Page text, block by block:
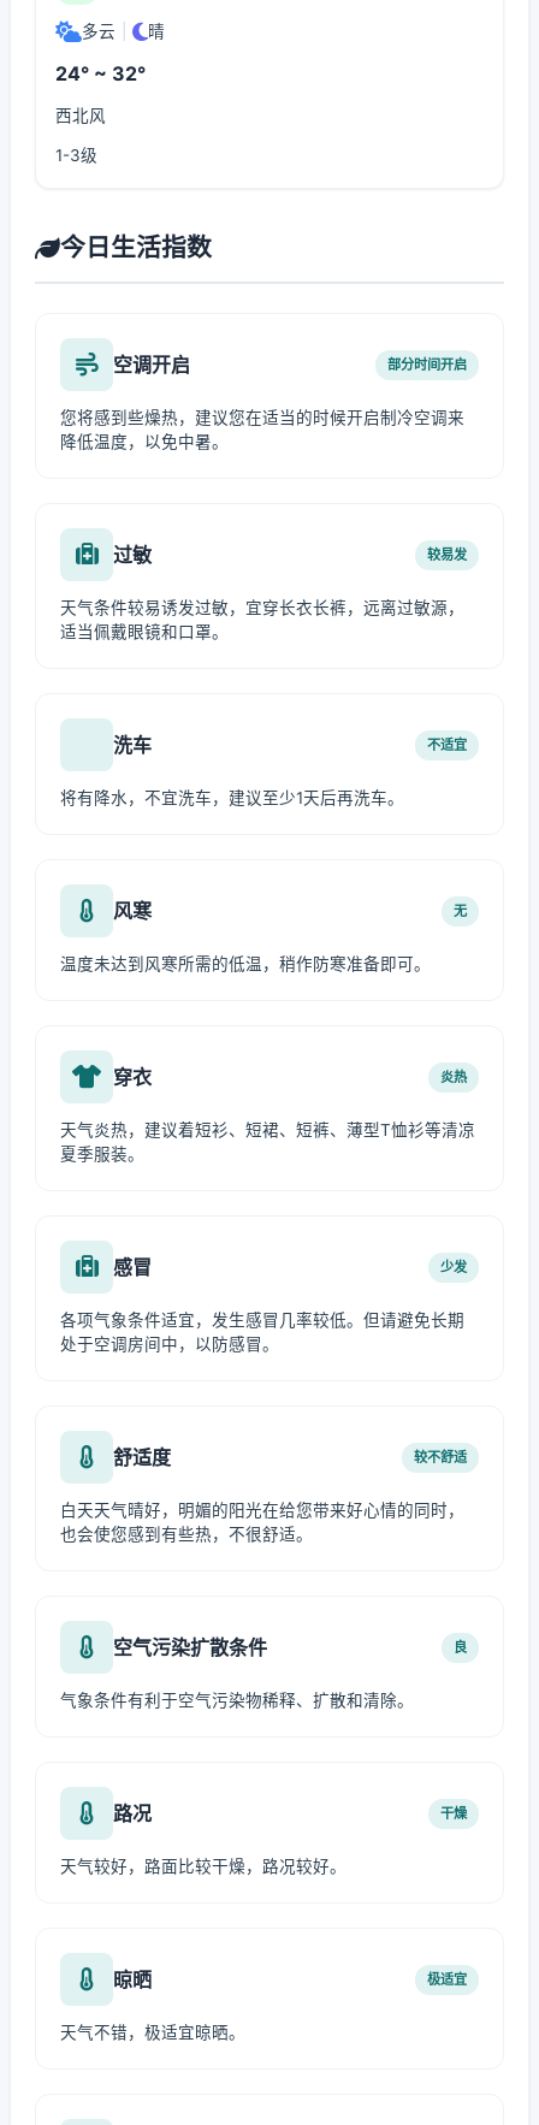
多云 晴
24° ~ 32°
西北风
1-3级
今日生活指数
空调开启 部分时间开启
您将感到些燥热，建议您在适当的时候开启制冷空调来
降低温度，以免中暑。
过敏 较易发
天气条件较易诱发过敏，宜穿长衣长裤，远离过敏源，
适当佩戴眼镜和口罩。
洗车 不适宜
将有降水，不宜洗车，建议至少1天后再洗车。
风寒 无
温度未达到风寒所需的低温，稍作防寒准备即可。
穿衣 炎热
天气炎热，建议着短衫、短裙、短裤、薄型T恤衫等清凉
夏季服装。
感冒 少发
各项气象条件适宜，发生感冒几率较低。但请避免长期
处于空调房间中，以防感冒。
舒适度 较不舒适
白天天气晴好，明媚的阳光在给您带来好心情的同时，
也会使您感到有些热，不很舒适。
空气污染扩散条件 良
气象条件有利于空气污染物稀释、扩散和清除。
路况 干燥
天气较好，路面比较干燥，路况较好。
晾晒 极适宜
天气不错，极适宜晾晒。